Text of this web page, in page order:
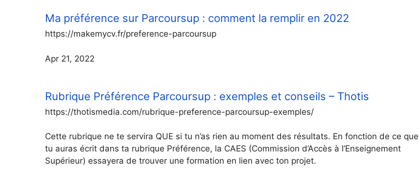
Ma préférence sur Parcoursup : comment la remplir en 2022
https://makemycv.fr/preference-parcoursup
Apr 21, 2022
Rubrique Préférence Parcoursup : exemples et conseils – Thotis
https://thotismedia.com/rubrique-preference-parcoursup-exemples/
Cette rubrique ne te servira QUE si tu n’as rien au moment des résultats. En fonction de ce que
tu auras écrit dans ta rubrique Préférence, la CAES (Commission d’Accès à l’Enseignement
Supérieur) essayera de trouver une formation en lien avec ton projet.